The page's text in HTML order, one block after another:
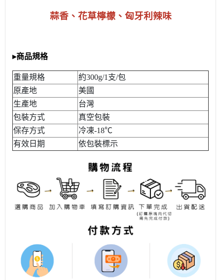
蒜香、花草檸檬、 匈牙利辣味
▸商品規格
重量規格
約300g/1支/包
原產地
美國
生產地
台灣
包裝方式
真空包裝
保存方式
冷凍-18℃
有效日期
依包裝標示